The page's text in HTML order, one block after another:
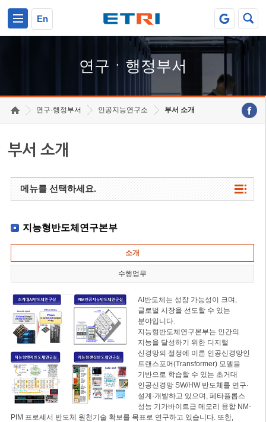
En
연구ㆍ행정부서
연구·행정부서 인공지능연구소 부서 소개
부서 소개
메뉴를 선택하세요.
지능형반도체연구본부
소개
수행업무
AI반도체는 성장 가능성이 크며,
글로벌 시장을 선도할 수 있는
분야입니다.
지능형반도체연구본부는 인간의
지능을 달성하기 위한 디지털
신경망의 절정에 이른 인공신경망인
트랜스포머(Transformer) 모델을
기반으로 학습할 수 있는 초거대
인공신경망 SW/HW 반도체를 연구·
설계·개발하고 있으며, 페타플롭스
성능 기가바이트급 메모리 융합 NM-
PIM 프로세서 반도체 원천기술 확보를 목표로 연구하고 있습니다. 또한,